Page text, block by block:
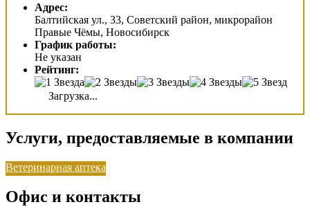
Адрес:
Балтийская ул., 33, Советский район, микрорайон
Правые Чёмы, Новосибирск
График работы:
Не указан
Рейтинг:
Загрузка...
Услуги, предоставляемые в компании
Ветеринарная аптека
Офис и контакты